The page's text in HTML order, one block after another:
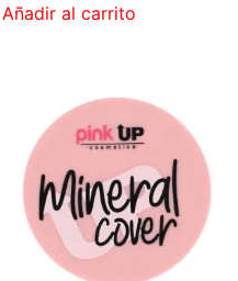
Añadir al carrito